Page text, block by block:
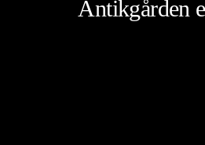
Antikgården